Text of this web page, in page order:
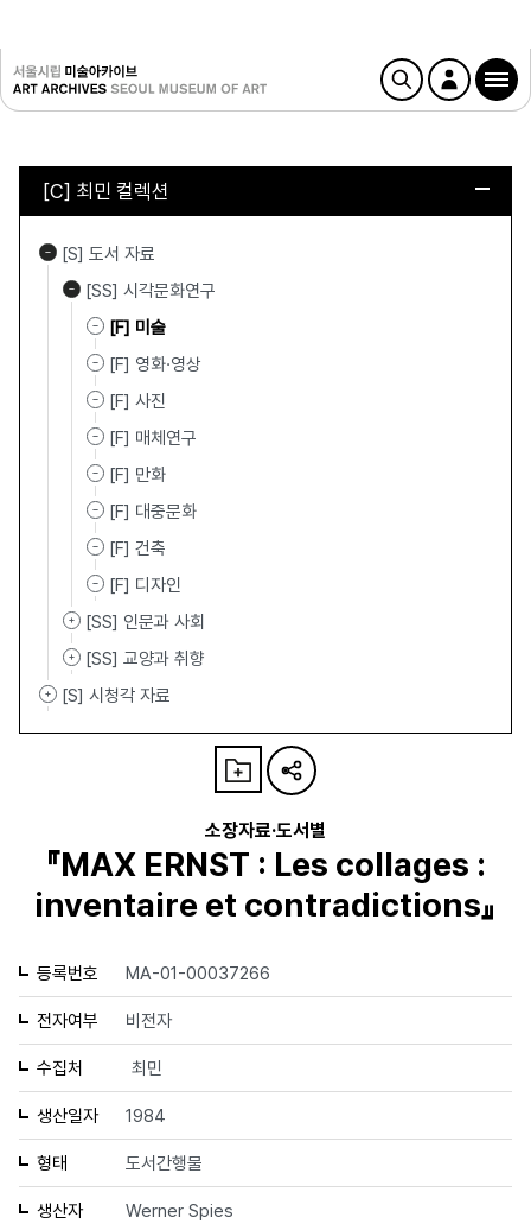
[C] 최민 컬렉션
[S] 도서 자료
[SS] 시각문화연구
[F] 미술
[F] 영화·영상
[F] 사진
[F] 매체연구
[F] 만화
[F] 대중문화
[F] 건축
[F] 디자인
[SS] 인문과 사회
[SS] 교양과 취향
[S] 시청각 자료
소장자료·도서별
『MAX ERNST : Les collages :
inventaire et contradictions』
등록번호 MA-01-00037266
전자여부 비전자
수집처 최민
생산일자 1984
형태 도서간행물
생산자 Werner Spies